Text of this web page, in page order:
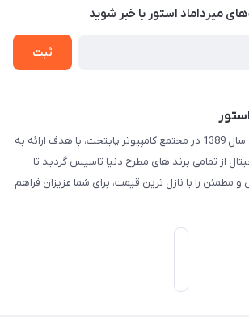
میرداماد استور با‌ خبر شوید
ثبت
فروشگاه میرداماد استور، سال 1389 در مجتمع کامپیوتر پایتخت، با هدف ارائه به
از تمامی برند های مطرح دنیا تاسیس گردید تا
را با نازل ترین قیمت، برای شما عزیزان فراهم